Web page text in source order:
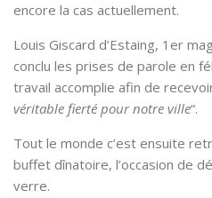
encore la cas actuellement.
Louis Giscard d’Estaing, 1er
conclu les prises de parole en
travail accomplie afin de
véritable fierté pour notre ville“.
Tout le monde c’est ensuite
buffet dînatoire, l’occasion de
verre.